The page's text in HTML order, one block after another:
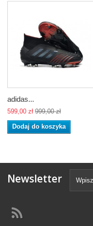
adidas...
599,00 zł 999,00 zł
Dodaj do koszyka
Newsletter